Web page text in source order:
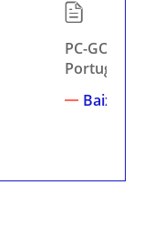
PC-GO -
Baixar